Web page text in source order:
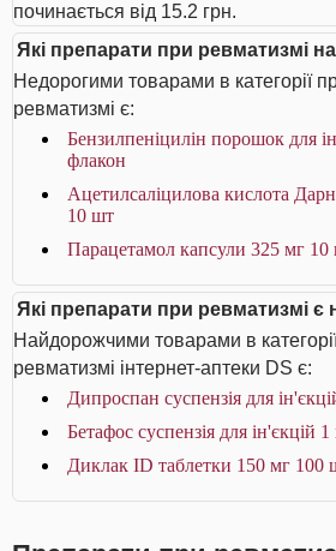
починається від 15.2 грн.
Які препарати при ревматизмі
Недорогими товарами в категорії
ревматизмі є:
Бензилпеніцилін порошок для
флакон
Ацетилсаліцилова кислота
10 шт
Парацетамол капсули 325 мг 10
Які препарати при ревматизмі
Найдорожчими товарами в
ревматизмі інтернет-аптеки DS є:
Дипроспан суспензія для
Бетафос суспензія для ін'єкцій
Диклак ID таблетки 150 мг 100